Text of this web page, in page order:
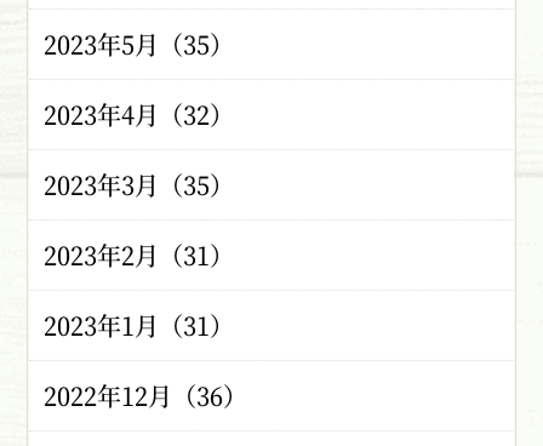
2023年5月（35）
2023年4月（32）
2023年3月（35）
2023年2月（31）
2023年1月（31）
2022年12月（36）